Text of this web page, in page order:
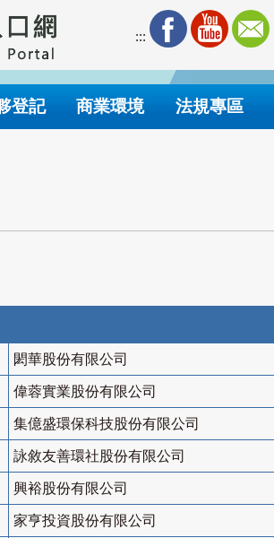
:::
登記 商業環境 法規專區
閎華股份有限公司
偉蓉實業股份有限公司
集億盛環保科技股份有限公司
詠敘友善環社股份有限公司
興裕股份有限公司
家亨投資股份有限公司